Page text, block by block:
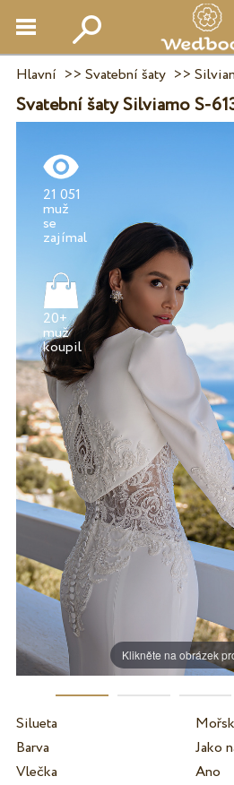
Hlavní >> Svatební šaty>>
Svatební šaty Silviamo S-
Klikněte na obrázek
21 051
muž
se
20+
muž
Silueta
Barva
Jako
Vlečka
Ano